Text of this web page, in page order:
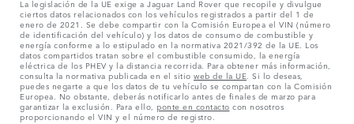
La legislación de la UE exige a Jaguar Land Rover que recopile y divulgue
ciertos datos relacionados con los vehículos registrados a partir del 1 de
enero de 2021. Se debe compartir con la Comisión Europea el VIN (número
de identificación del vehículo) y los datos de consumo de combustible y
energía conforme a lo estipulado en la normativa 2021/392 de la UE. Los
datos compartidos tratan sobre el combustible consumido, la energía
eléctrica de los PHEV y la distancia recorrida. Para obtener más información,
consulta la normativa publicada en el sitio web de la UE . Si lo deseas,
puedes negarte a que los datos de tu vehículo se compartan con la Comisión
Europea. No obstante, deberás notificarlo antes de finales de marzo para
garantizar la exclusión. Para ello, ponte en contacto con nosotros
proporcionando el VIN y el número de registro.